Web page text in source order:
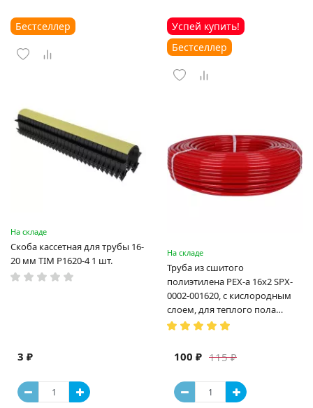
Бестселлер
На складе
Скоба кассетная для трубы 16-
20 мм TIM P1620-4 1 шт.
3 ₽
Успей купить!
Бестселлер
На складе
Труба из сшитого
полиэтилена PEX-a 16х2 SPX-
0002-001620, с кислородным
слоем, для теплого пола
(Испания)
115 ₽
100 ₽